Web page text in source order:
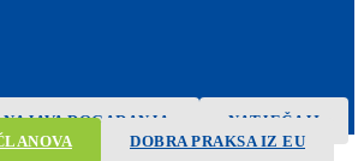
Search
NAJAVA DOGAĐANJA
NATJEČAJI
DOBRA PRAKSA IZ EU